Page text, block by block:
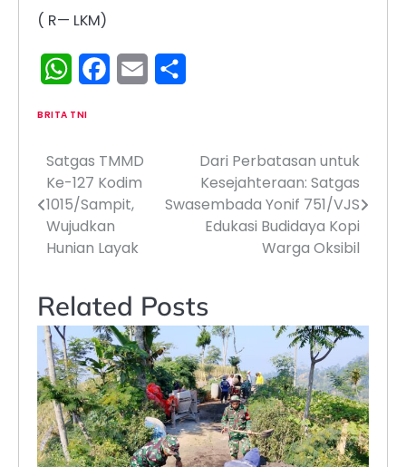
( R— LKM)
WhatsAppFacebook
Email
BRITA TNI
Navigasi
pos
Satgas TMMD
Ke-127 Kodim
1015/Sampit,
Wujudkan
Hunian Layak
Dari Perbatasan untuk
Kesejahteraan: Satgas
Swasembada Yonif 751/VJS
Edukasi Budidaya Kopi
Warga Oksibil
Related Posts